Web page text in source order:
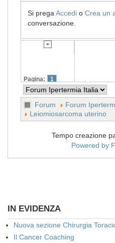
Si prega Accedi o Crea un
conversazione.
Pagina: 1
Forum Forum
Leiomiosarcoma uterino
Tempo creazione
Powered by
IN EVIDENZA
Nuova sezione Chirurgia
Il Cancer Coaching